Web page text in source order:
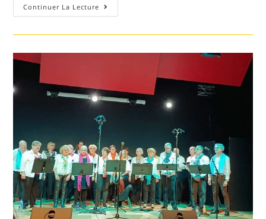
Continuer La Lecture Sarreguemines
Un
Groupe
De
L’AFAEI